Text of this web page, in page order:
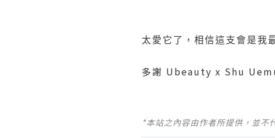
太愛它了，相信這支會是我
多謝 Ubeauty x Shu
*本站之內容由作者所提供，並不